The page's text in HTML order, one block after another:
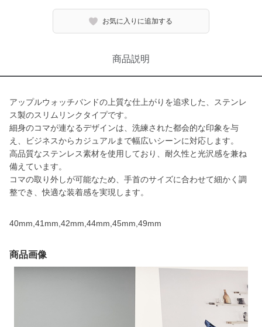
お気に入りに追加する
商品説明
アップルウォッチバンドの上質な仕上がりを追求した、ステンレ
ス製のスリムリンクタイプです。
細身のコマが連なるデザインは、洗練された都会的な印象を与
え、ビジネスからカジュアルまで幅広いシーンに対応します。
高品質なステンレス素材を使用しており、耐久性と光沢感を兼ね
備えています。
コマの取り外しが可能なため、手首のサイズに合わせて細かく調
整でき、快適な装着感を実現します。
40mm,41mm,42mm,44mm,45mm,49mm
商品画像